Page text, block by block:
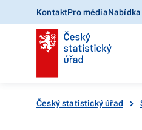
KontaktPro média
Český statistický úřad